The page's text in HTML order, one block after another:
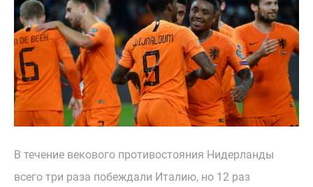
В течение векового противостояния Нидерланды
всего три раза побеждали Италию, но 12 раз